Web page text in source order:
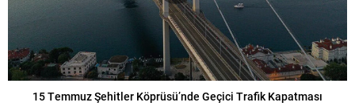
15 Temmuz Şehitler Köprüsü’nde Geçici Trafik Kapatması